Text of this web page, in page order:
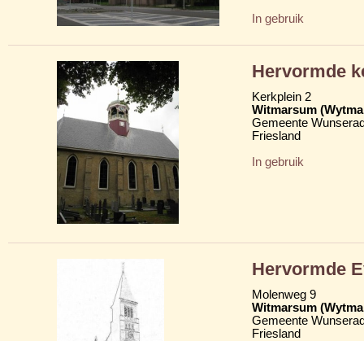
In gebruik
Hervormde
Kerkplein 2
Witmarsum
Gemeente
Friesland
In gebruik
Hervormde
Molenweg 9
Witmarsum
Gemeente
Friesland